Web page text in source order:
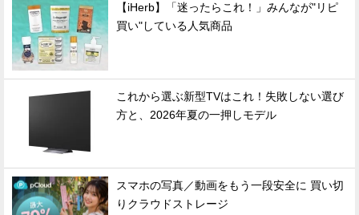
【iHerb】「迷ったらこれ！」みんなが"リピ
買い"している人気商品
これから選ぶ新型TVはこれ！失敗しない選び
方と、2026年夏の一押しモデル
スマホの写真／動画をもう一段安全に 買い切
りクラウドストレージ